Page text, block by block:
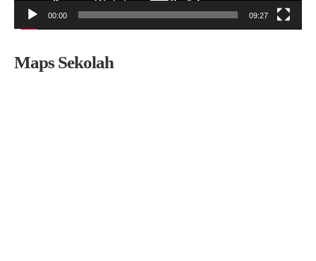
00:00 09:27
Maps Sekolah